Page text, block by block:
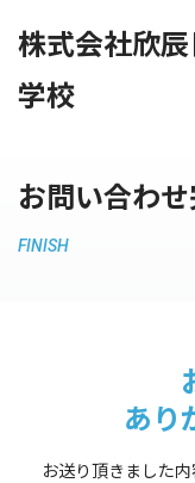
コ
ン
ツ
へ
ス
株式会社欣
学校
お問い合わ
FINISH
あり
お送り頂きました